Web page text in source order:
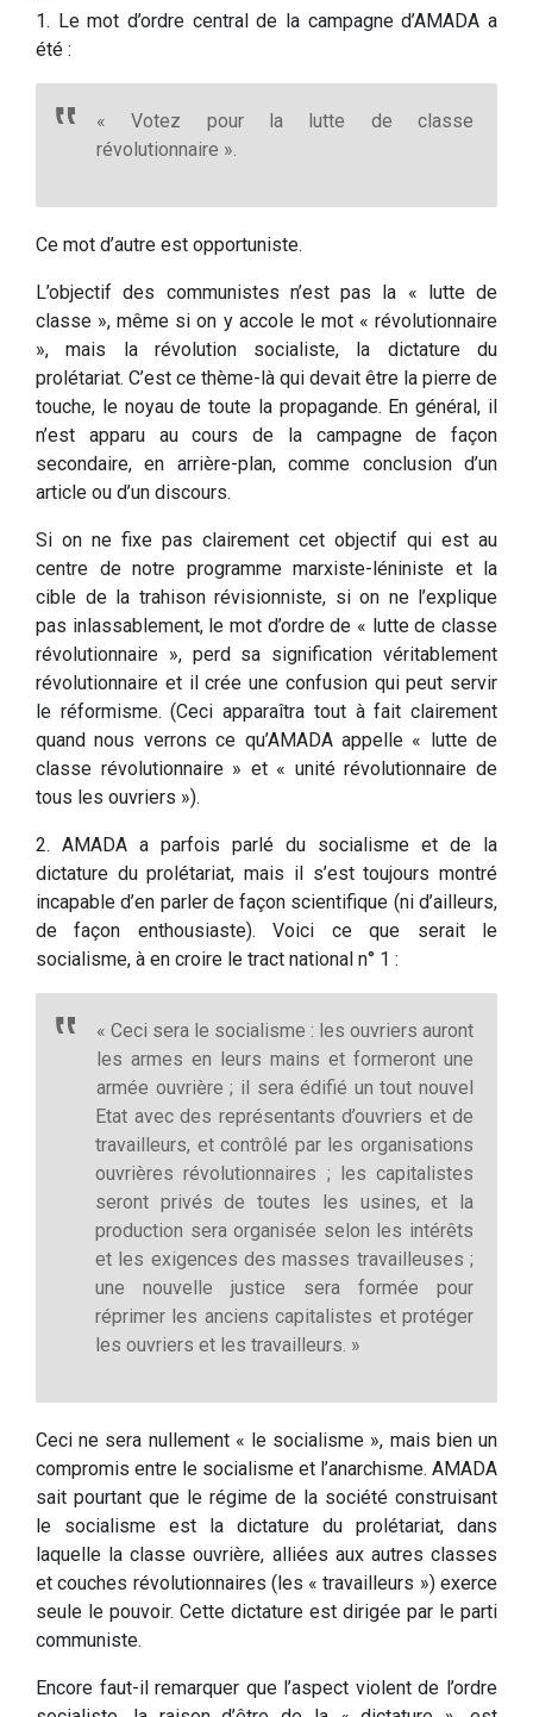
1. Le mot d’ordre central de la campagne d’AMADA a
été :
« Votez pour la lutte de classe
révolutionnaire ».
Ce mot d’autre est opportuniste.
L’objectif des communistes n’est pas la « lutte de
classe », même si on y accole le mot « révolutionnaire
», mais la révolution socialiste, la dictature du
prolétariat. C’est ce thème-là qui devait être la pierre de
touche, le noyau de toute la propagande. En général, il
n’est apparu au cours de la campagne de façon
secondaire, en arrière-plan, comme conclusion d’un
article ou d’un discours.
Si on ne fixe pas clairement cet objectif qui est au
centre de notre programme marxiste-léniniste et la
cible de la trahison révisionniste, si on ne l’explique
pas inlassablement, le mot d’ordre de « lutte de classe
révolutionnaire », perd sa signification véritablement
révolutionnaire et il crée une confusion qui peut servir
le réformisme. (Ceci apparaîtra tout à fait clairement
quand nous verrons ce qu’AMADA appelle « lutte de
classe révolutionnaire » et « unité révolutionnaire de
tous les ouvriers »).
2. AMADA a parfois parlé du socialisme et de la
dictature du prolétariat, mais il s’est toujours montré
incapable d’en parler de façon scientifique (ni d’ailleurs,
de façon enthousiaste). Voici ce que serait le
socialisme, à en croire le tract national n° 1 :
« Ceci sera le socialisme : les ouvriers auront
les armes en leurs mains et formeront une
armée ouvrière ; il sera édifié un tout nouvel
Etat avec des représentants d’ouvriers et de
travailleurs, et contrôlé par les organisations
ouvrières révolutionnaires ; les capitalistes
seront privés de toutes les usines, et la
production sera organisée selon les intérêts
et les exigences des masses travailleuses ;
une nouvelle justice sera formée pour
réprimer les anciens capitalistes et protéger
les ouvriers et les travailleurs. »
Ceci ne sera nullement « le socialisme », mais bien un
compromis entre le socialisme et l’anarchisme. AMADA
sait pourtant que le régime de la société construisant
le socialisme est la dictature du prolétariat, dans
laquelle la classe ouvrière, alliées aux autres classes
et couches révolutionnaires (les « travailleurs ») exerce
seule le pouvoir. Cette dictature est dirigée par le parti
communiste.
Encore faut-il remarquer que l’aspect violent de l’ordre